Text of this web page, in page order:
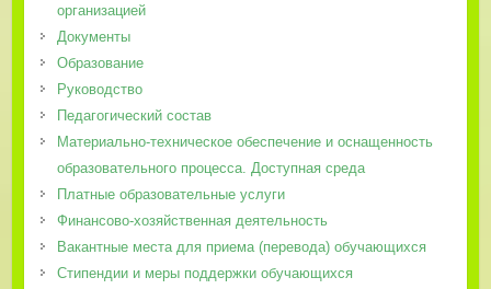
организацией
Документы
Образование
Руководство
Педагогический состав
Материально-техническое обеспечение и оснащенность
образовательного процесса. Доступная среда
Платные образовательные услуги
Финансово-хозяйственная деятельность
Вакантные места для приема (перевода) обучающихся
Стипендии и меры поддержки обучающихся